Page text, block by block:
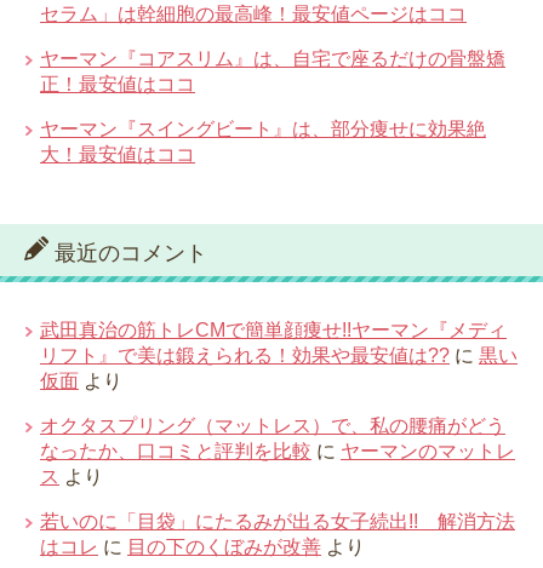
セラム」は幹細胞の最高峰！最安値ページはココ
ヤーマン『コアスリム』は、自宅で座るだけの骨盤矯
正！最安値はココ
ヤーマン『スイングビート』は、部分痩せに効果絶
大！最安値はココ
最近のコメント
武田真治の筋トレCMで簡単顔痩せ!!ヤーマン『メディ
リフト』で美は鍛えられる！効果や最安値は?? に 黒い
仮面 より
オクタスプリング（マットレス）で、私の腰痛がどう
なったか、口コミと評判を比較 に ヤーマンのマットレ
ス より
若いのに「目袋」にたるみが出る女子続出!! 解消方法
はコレ に 目の下のくぼみが改善 より